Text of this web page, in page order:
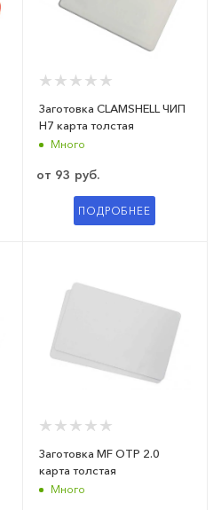
Заготовка CLAMSHELL ЧИП
H7 карта толстая
Много
от 93 руб.
ПОДРОБНЕЕ
Заготовка MF OTP 2.0
карта толстая
Много